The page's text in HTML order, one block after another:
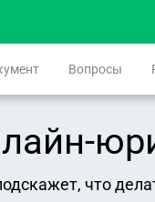
Вопросы
что